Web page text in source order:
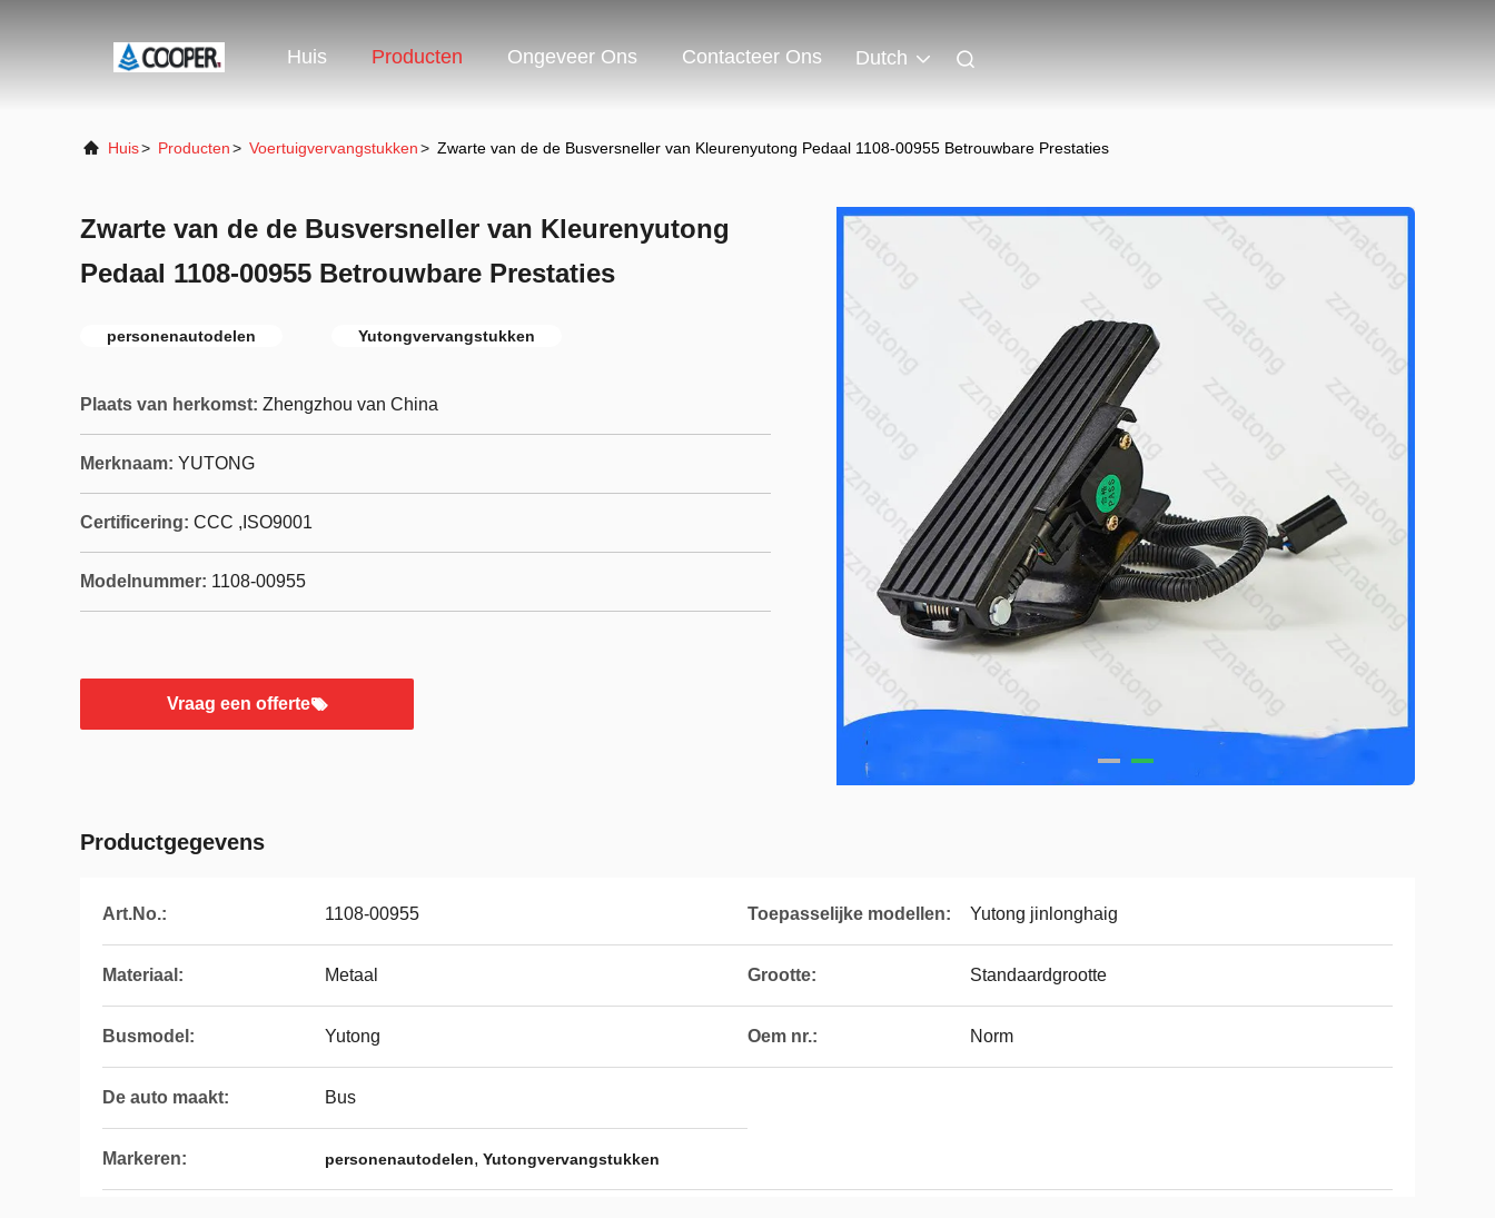
Huis Producten Ongeveer Ons Contacteer Ons Dutch
Huis> Producten> Voertuigvervangstukken> Zwarte van de de Busversneller van Kleurenyutong Pedaal 1108-00955 Betrouwbare Prestaties
Zwarte van de de Busversneller van Kleurenyutong
Pedaal 1108-00955 Betrouwbare Prestaties
personenautodelen Yutongvervangstukken
Plaats van herkomst: Zhengzhou van China
Merknaam: YUTONG
Certificering: CCC ,ISO9001
Modelnummer: 1108-00955
Vraag een offerte
Productgegevens
Art.No.: 1108-00955 Toepasselijke modellen: Yutong jinlonghaig
Materiaal: Metaal Grootte: Standaardgrootte
Busmodel: Yutong Oem nr.: Norm
De auto maakt: Bus
Markeren: personenautodelen, Yutongvervangstukken